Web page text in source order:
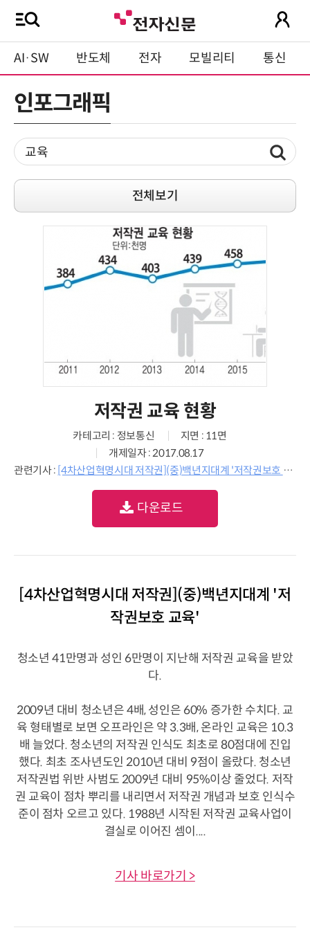
AI·SW 반도체 전자 모빌리티 통신
인포그래픽
전체보기
저작권 교육 현황
카테고리 : 정보통신
지면 : 11면
개제일자 : 2017.08.17
관련기사 : [4차산업혁명시대 저작권](중)백년지대계 '저작권보호 교육'
다운로드
[4차산업혁명시대 저작권](중)백년지대계 '저
작권보호 교육'
청소년 41만명과 성인 6만명이 지난해 저작권 교육을 받았
다.
2009년 대비 청소년은 4배, 성인은 60% 증가한 수치다. 교
육 형태별로 보면 오프라인은 약 3.3배, 온라인 교육은 10.3
배 늘었다. 청소년의 저작권 인식도 최초로 80점대에 진입
했다. 최초 조사년도인 2010년 대비 9점이 올랐다. 청소년
저작권법 위반 사범도 2009년 대비 95%이상 줄었다. 저작
권 교육이 점차 뿌리를 내리면서 저작권 개념과 보호 인식수
준이 점차 오르고 있다. 1988년 시작된 저작권 교육사업이
결실로 이어진 셈이....
기사 바로가기 >